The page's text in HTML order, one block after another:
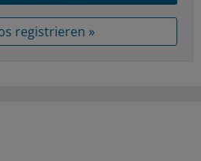
registrieren »